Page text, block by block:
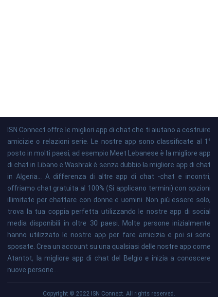
ISN Connect offre le migliori app di chat che ti aiutano a costruire
amicizie o relazioni serie. Le nostre app sono classificate al 1°
posto in molti paesi, ad esempio Meet Lebanese è la migliore app
di chat in Libano e Washrak è senza dubbio la migliore app di chat
in Algeria... A differenza di altre app di chat -chat e incontri,
offriamo chat gratuita al 100% (Si applicano termini) con opzioni
illimitate per chattare con donne e uomini. Non più essere solo,
trova la tua coppia perfetta utilizzando le nostre app di social
media disponibili in oltre 30 paesi. Molte persone inizialmente
hanno utilizzato le nostre app per fare amicizia e poi si sono
sposate. Crea un account su una qualsiasi delle nostre app come
Atantot, la migliore app di chat del Belgio e inizia a conoscere
nuove persone...
Copyright © 2022 ISN Connect. All rights reserved.